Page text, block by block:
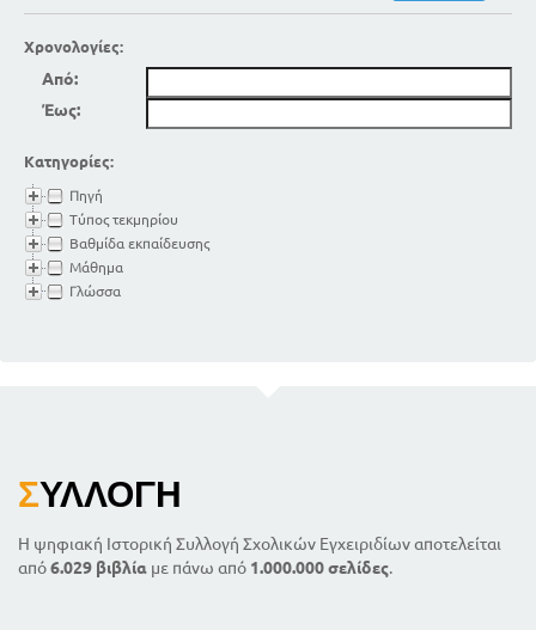
Χρονολογίες:
Από:
Έως:
Κατηγορίες:
Πηγή
Τύπος τεκμηρίου
Βαθμίδα εκπαίδευσης
Μάθημα
Γλώσσα
ΣΥΛΛΟΓΉ
Η ψηφιακή Ιστορική Συλλογή Σχολικών Εγχειριδίων αποτελείται
από6.029 βιβλία με πάνω από 1.000.000 σελίδες.